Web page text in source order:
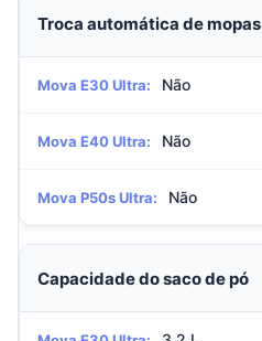
Troca automática de mopas
Mova E30 Ultra: Não
Mova E40 Ultra: Não
Mova P50s Ultra: Não
Capacidade do saco de pó